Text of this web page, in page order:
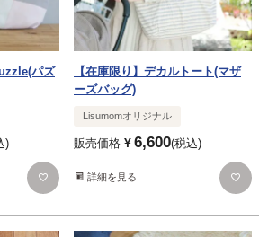
パズ
【在庫限り】デカルトート(マザ
ーズバッグ)
Lisumomオリジナル
販売価格 ¥6,600 税込
詳細を見る